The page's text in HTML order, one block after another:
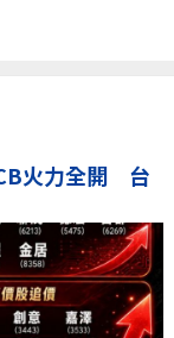
火力全開 台